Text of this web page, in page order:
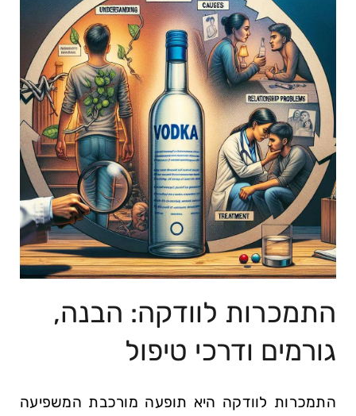
התמכרות לוודקה: הבנה,
גורמים ודרכי טיפול
התמכרות לוודקה היא תופעה מורכבת המשפיעה